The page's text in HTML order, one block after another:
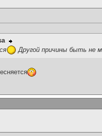
Другой причины быть не